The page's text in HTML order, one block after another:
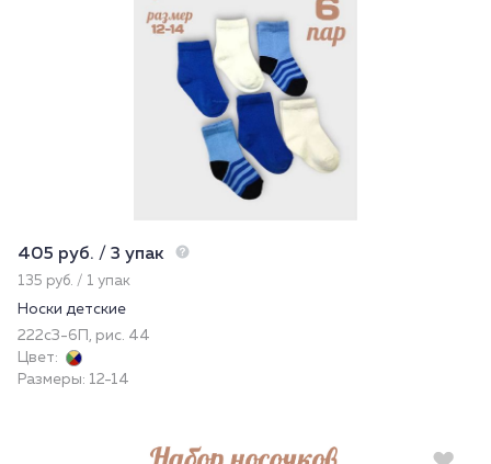
405 руб. / 3 упак
135 руб. / 1 упак
Носки детские
222с3-6П, рис. 44
Цвет:
Размеры: 12-14